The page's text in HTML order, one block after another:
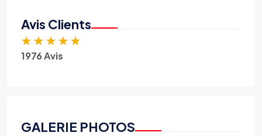
Avis Clients
★ ★ ★ ★ ★
1976 Avis
GALERIE PHOTOS